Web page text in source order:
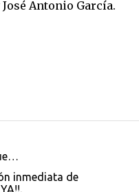
Antonio García.
inmediata de